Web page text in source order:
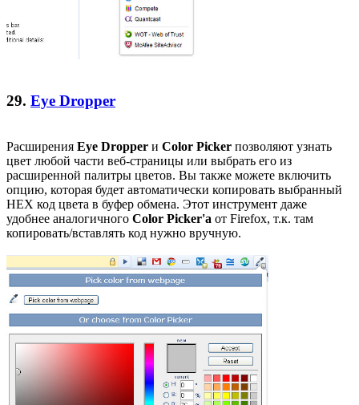
29. Eye Dropper
Расширения Eye Dropper и Color Picker позволяют узнать
цвет любой части веб-страницы или выбрать его из
расширенной палитры цветов. Вы также можете включить
опцию, которая будет автоматически копировать выбранный
HEX код цвета в буфер обмена. Этот инструмент даже
удобнее аналогичного Color Picker'a от Firefox, т.к. там
копировать/вставлять код нужно вручную.